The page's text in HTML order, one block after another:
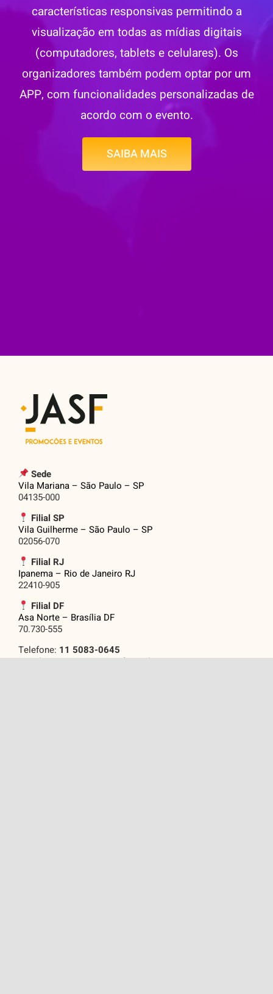
características responsivas permitindo a
visualização em todas as mídias digitais
(computadores, tablets e celulares). Os
organizadores também podem optar por um
APP, com funcionalidades personalizadas de
acordo com o evento.
SAIBA MAIS
Sede
Vila Mariana – São Paulo – SP
04135-000
Filial SP
Vila Guilherme – São Paulo – SP
02056-070
Filial RJ
Ipanema – Rio de Janeiro RJ
22410-905
Filial DF
Asa Norte – Brasília DF
70.730-555
Telefone: 11 5083-0645
Email: eventos@grupojasf.com.br